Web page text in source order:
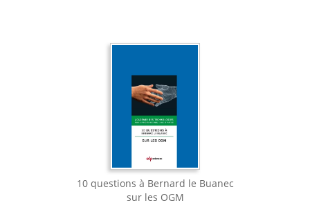
10 questions à Bernard le Buanec
sur les OGM